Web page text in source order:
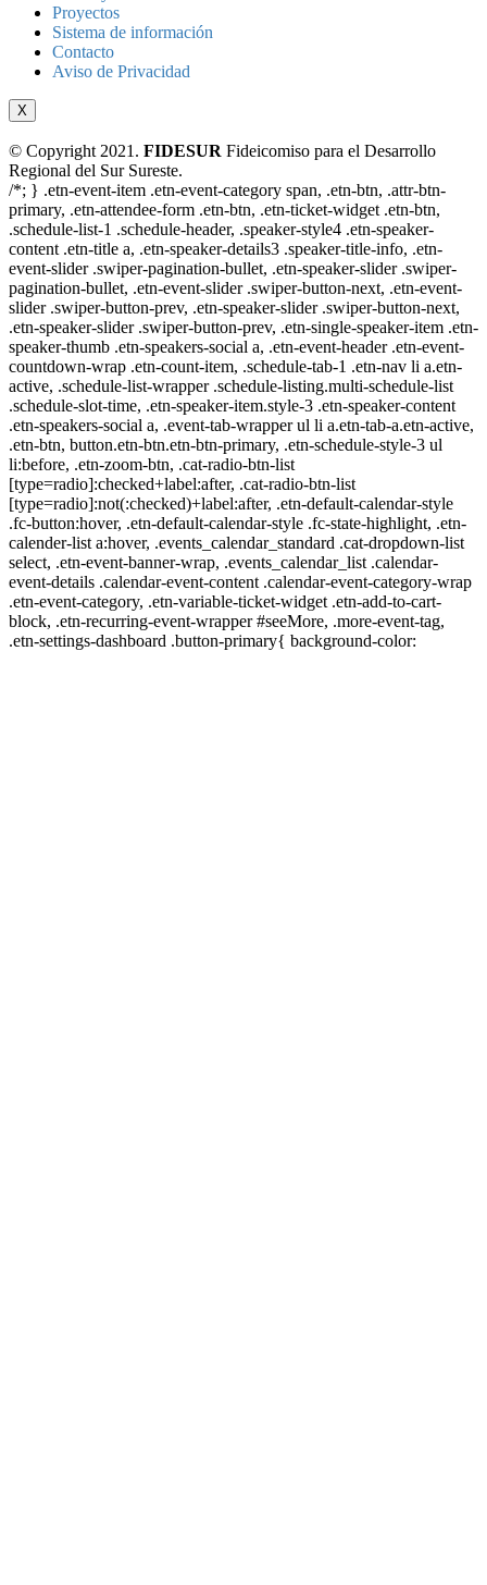
Proyectos
Sistema de información
Contacto
Aviso de Privacidad
X
© Copyright 2021. FIDESUR Fideicomiso para el Desarrollo
Regional del Sur Sureste.
/*; } .etn-event-item .etn-event-category span, .etn-btn, .attr-btn-
primary, .etn-attendee-form .etn-btn, .etn-ticket-widget .etn-btn,
.schedule-list-1 .schedule-header, .speaker-style4 .etn-speaker-
content .etn-title a, .etn-speaker-details3 .speaker-title-info, .etn-
event-slider .swiper-pagination-bullet, .etn-speaker-slider .swiper-
pagination-bullet, .etn-event-slider .swiper-button-next, .etn-event-
slider .swiper-button-prev, .etn-speaker-slider .swiper-button-next,
.etn-speaker-slider .swiper-button-prev, .etn-single-speaker-item .etn-
speaker-thumb .etn-speakers-social a, .etn-event-header .etn-event-
countdown-wrap .etn-count-item, .schedule-tab-1 .etn-nav li a.etn-
active, .schedule-list-wrapper .schedule-listing.multi-schedule-list
.schedule-slot-time, .etn-speaker-item.style-3 .etn-speaker-content
.etn-speakers-social a, .event-tab-wrapper ul li a.etn-tab-a.etn-active,
.etn-btn, button.etn-btn.etn-btn-primary, .etn-schedule-style-3 ul
li:before, .etn-zoom-btn, .cat-radio-btn-list
[type=radio]:checked+label:after, .cat-radio-btn-list
[type=radio]:not(:checked)+label:after, .etn-default-calendar-style
.fc-button:hover, .etn-default-calendar-style .fc-state-highlight, .etn-
calender-list a:hover, .events_calendar_standard .cat-dropdown-list
select, .etn-event-banner-wrap, .events_calendar_list .calendar-
event-details .calendar-event-content .calendar-event-category-wrap
.etn-event-category, .etn-variable-ticket-widget .etn-add-to-cart-
block, .etn-recurring-event-wrapper #seeMore, .more-event-tag,
.etn-settings-dashboard .button-primary{ background-color: